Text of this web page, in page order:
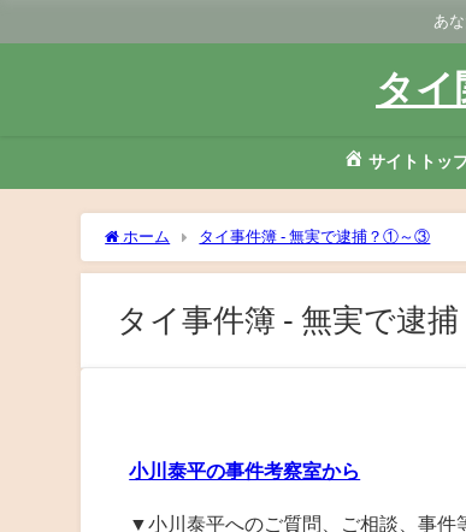
あ
タ
サイトトッ
ホーム タイ事件簿 - 無実で逮捕？①～③
タイ事件簿 - 無実で逮
小川泰平の事件考察室から
▼小川泰平へのご質問、ご相談、事件